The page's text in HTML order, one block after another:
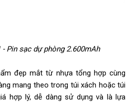
- Pin sạc dự phòng 2.600mAh
đẹp mắt từ nhựa tổng hợp cùng
mang theo trong túi xách hoặc túi
hợp lý, dễ dàng sử dụng và là lựa